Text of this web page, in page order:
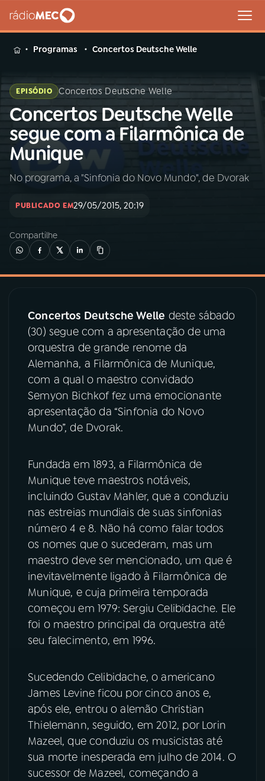
MENU
Buscar
na
Rádio
MEC
Buscar
Início AO VIVO
02 A RÁDIO
04 PROGRAMAS
PODCASTS
06VIDEOCASTS
PRÊMIO RÁDIO MEC
ACOMPANHE A RÁDIO MEC
YouTube Facebook
Instagram
Programas Concertos Deutsche Welle
EPISÓDIO Concertos Deutsche Welle
Concertos Deutsche Welle
segue com a Filarmônica de
Munique
No programa, a "Sinfonia do Novo Mundo", de Dvorak
PUBLICADO EM29/05/2015, 20:19
Compartilhe
Concertos Deutsche Welle deste sábado
(30) segue com a apresentação de uma
orquestra de grande renome da
Alemanha, a Filarmônica de Munique,
com a qual o maestro convidado
Semyon Bichkof fez uma emocionante
apresentação da “Sinfonia do Novo
Mundo”, de Dvorak.
Fundada em 1893, a Filarmônica de
Munique teve maestros notáveis,
incluindo Gustav Mahler, que a conduziu
nas estreias mundiais de suas sinfonias
número 4 e 8. Não há como falar todos
os nomes que o sucederam, mas um
maestro deve ser mencionado, um que é
inevitavelmente ligado à Filarmônica de
Munique, e cuja primeira temporada
começou em 1979: Sergiu Celibidache. Ele
foi o maestro principal da orquestra até
seu falecimento, em 1996.
Sucedendo Celibidache, o americano
James Levine ficou por cinco anos e,
após ele, entrou o alemão Christian
Thielemann, seguido, em 2012, por Lorin
Mazeel, que conduziu os musicistas até
sua morte inesperada em julho de 2014. O
sucessor de Mazeel, começando a